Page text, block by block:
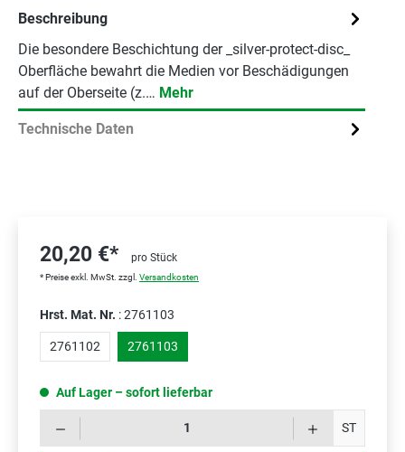
Beschreibung
Die besondere Beschichtung der _silver-protect-disc_
Oberfläche bewahrt die Medien vor Beschädigungen
auf der Oberseite (z.… Mehr
Technische Daten
20,20 €* pro Stück
* Preise exkl. MwSt. zzgl. Versandkosten
Hrst. Mat. Nr. : 2761103
2761102 2761103
Auf Lager – sofort lieferbar
ST